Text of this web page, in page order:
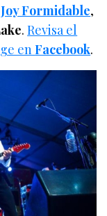
Formidable,
.Revisa el
enFacebook.